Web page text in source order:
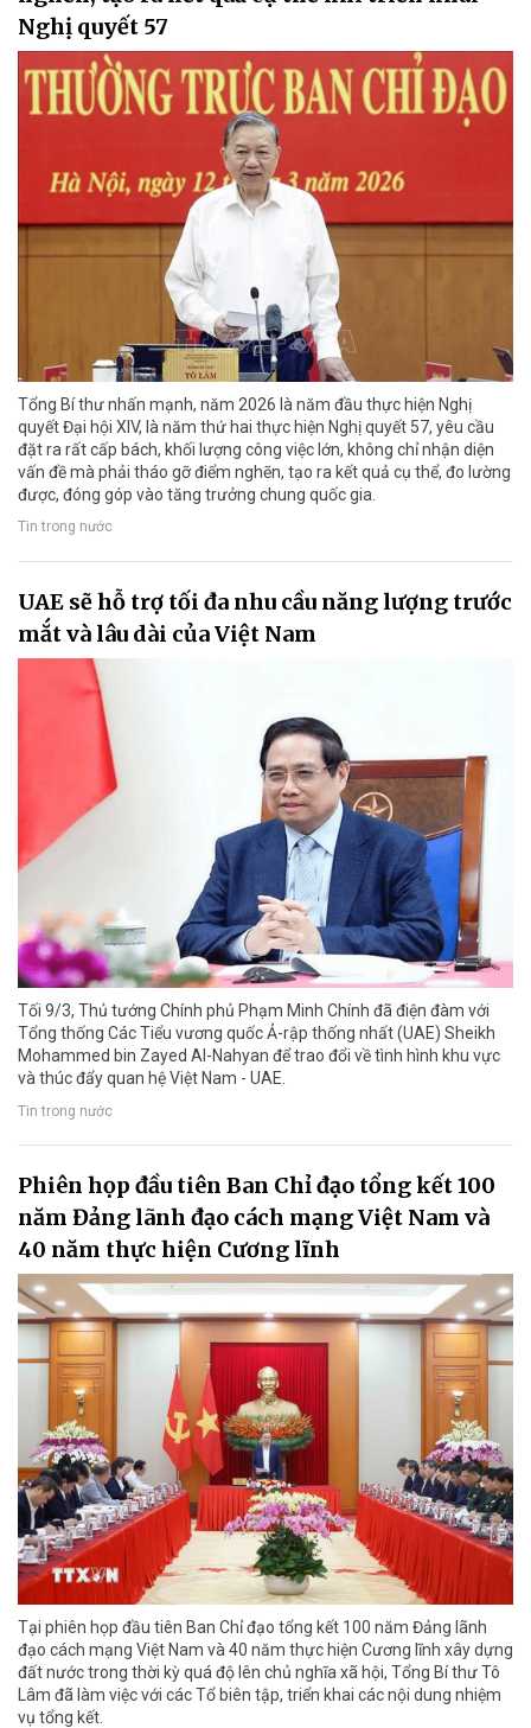
Nghị quyết 57
Tổng Bí thư nhấn mạnh, năm 2026 là năm đầu thực hiện Nghị
quyết Đại hội XIV, là năm thứ hai thực hiện Nghị quyết 57, yêu cầu
đặt ra rất cấp bách, khối lượng công việc lớn, không chỉ nhận diện
vấn đề mà phải tháo gỡ điểm nghẽn, tạo ra kết quả cụ thể, đo lường
được, đóng góp vào tăng trưởng chung quốc gia.
Tin trong nước
UAE sẽ hỗ trợ tối đa nhu cầu năng lượng trước
mắt và lâu dài của Việt Nam
Tối 9/3, Thủ tướng Chính phủ Phạm Minh Chính đã điện đàm với
Tổng thống Các Tiểu vương quốc Ả-rập thống nhất (UAE) Sheikh
Mohammed bin Zayed Al-Nahyan để trao đổi về tình hình khu vực
và thúc đẩy quan hệ Việt Nam - UAE.
Tin trong nước
Phiên họp đầu tiên Ban Chỉ đạo tổng kết 100
năm Đảng lãnh đạo cách mạng Việt Nam và
40 năm thực hiện Cương lĩnh
Tại phiên họp đầu tiên Ban Chỉ đạo tổng kết 100 năm Đảng lãnh
đạo cách mạng Việt Nam và 40 năm thực hiện Cương lĩnh xây dựng
đất nước trong thời kỳ quá độ lên chủ nghĩa xã hội, Tổng Bí thư Tô
Lâm đã làm việc với các Tổ biên tập, triển khai các nội dung nhiệm
vụ tổng kết.